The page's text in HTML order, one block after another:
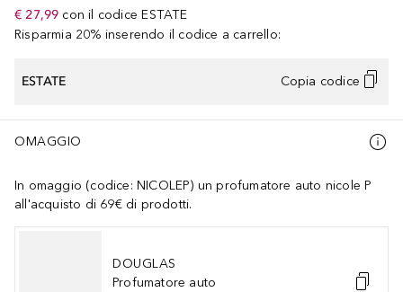
€ 27,99 con il codice ESTATE
Risparmia 20% inserendo il codice a carrello:
ESTATE Copia codice
OMAGGIO
In omaggio (codice: NICOLEP) un profumatore auto nicole P
all'acquisto di 69€ di prodotti.
DOUGLAS
Profumatore auto